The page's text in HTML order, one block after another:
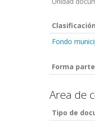
Clasificación
Fondo
Forma
Area de
Tipo de